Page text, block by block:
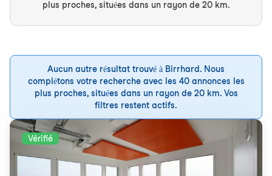
plus proches, situées dans un rayon de 20 km.
Aucun autre résultat trouvé à Birrhard. Nous
complétons votre recherche avec les 40 annonces les
plus proches, situées dans un rayon de 20 km. Vos
filtres restent actifs.
Vérifié